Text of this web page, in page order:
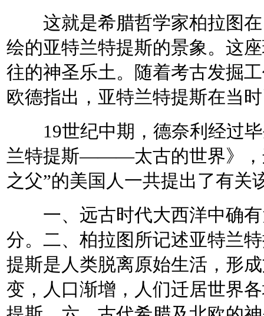
这就是希腊哲学家柏拉图在
绘的亚特兰特提斯的景象。这
往的神圣乐土。随着考古发掘
欧德指出，亚特兰特提斯在当
19世纪中期，德奈利经过毕
兰特提斯———太古的世界》，
之父”的美国人一共提出了有关
一、远古时代大西洋中确有
分。二、柏拉图所记述亚特兰
提斯是人类脱离原始生活，形
变，人口渐增，人们迁居世界